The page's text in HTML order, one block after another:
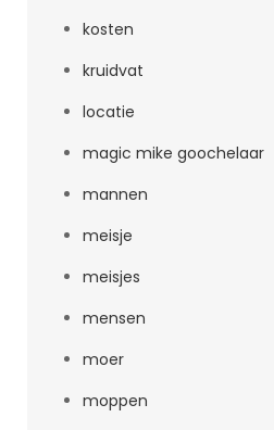
kosten
kruidvat
locatie
magic mike goochelaar
mannen
meisje
meisjes
mensen
moer
moppen